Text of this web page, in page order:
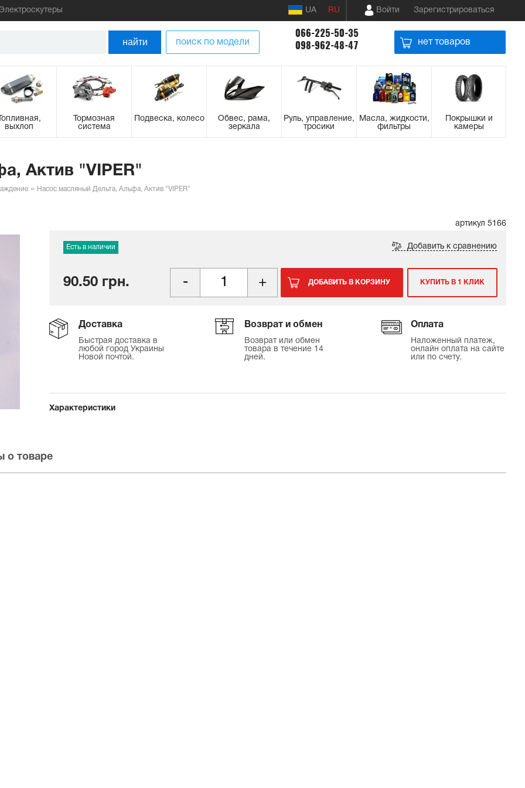
Электроскутеры UA RU Войти Зарегистрироваться
найти поиск по модели
066-225-50-35
098-962-48-47
нет товаров
выхлоп
Тормозная
система
Подвеска, колесо
Обвес, рама,
зеркала
Руль, управление,
тросики
Масла, жидкости,
фильтры
Покрышки и
камеры
Актив "VIPER"
Насос масляный Дельта, Альфа, Актив "VIPER"
артикул 5166
Есть в наличии Добавить к сравнению
90.50 грн. ДОБАВИТЬ В КОРЗИНУ КУПИТЬ В 1 КЛИК
Доставка
Быстрая доставка в
любой город Украины
Новой почтой.
Возврат и обмен
Возврат или обмен
товара в течение 14
дней.
Оплата
Наложенный платеж,
онлайн оплата на сайте
или по счету.
Характеристики
о товаре